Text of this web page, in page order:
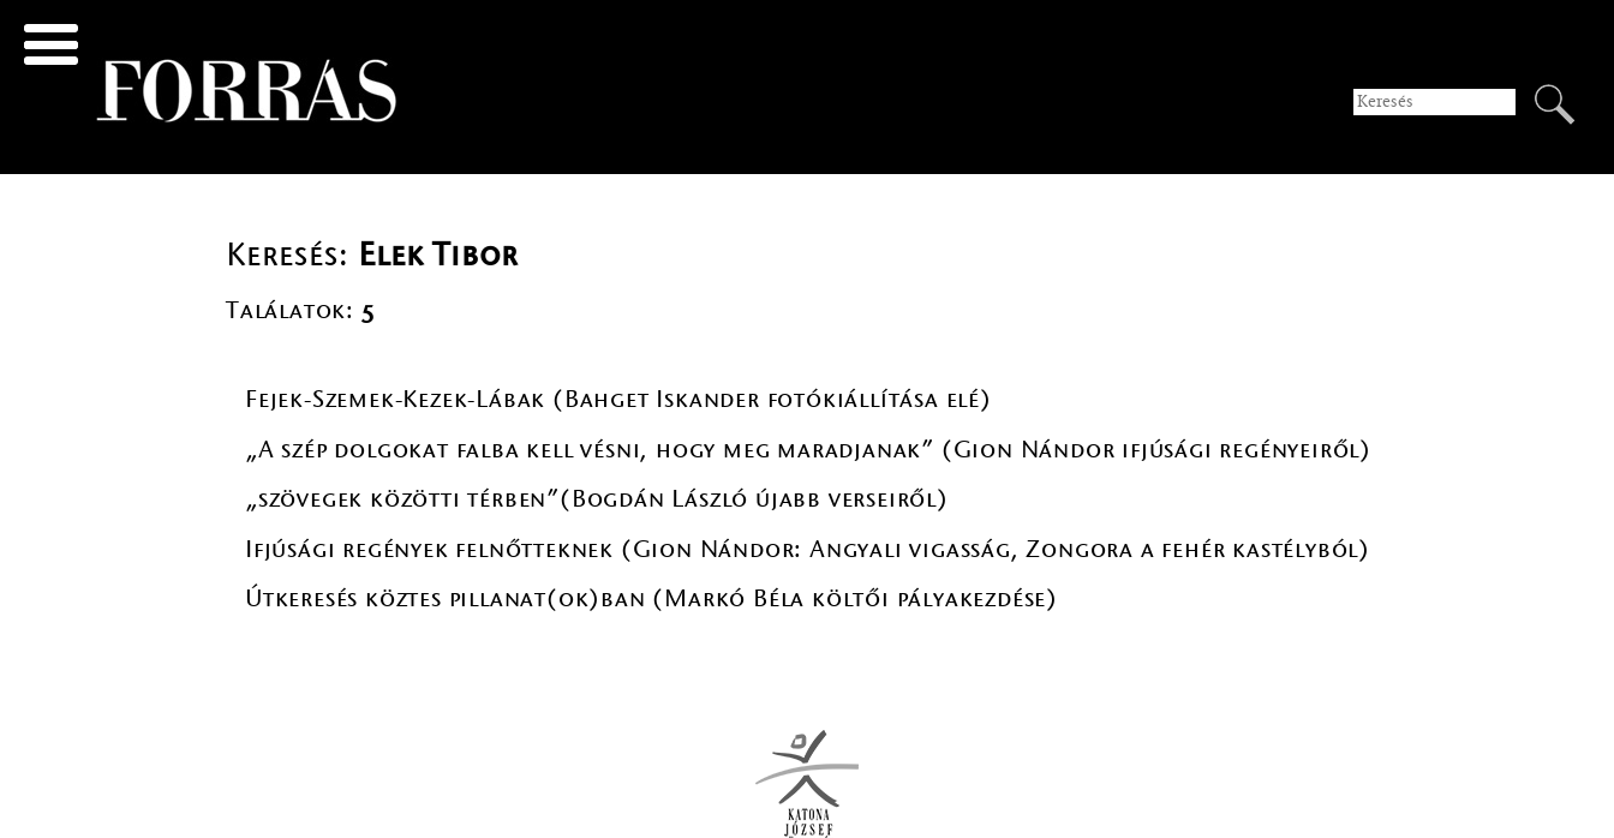
Keresés: Elek Tibor
Találatok: 5
Fejek-Szemek-Kezek-Lábak (Bahget Iskander fotókiállítása elé)
„A szép dolgokat falba kell vésni, hogy meg maradjanak” (Gion Nándor ifjúsági regényeiről)
„szövegek közötti térben”(Bogdán László újabb verseiről)
Ifjúsági regények felnőtteknek (Gion Nándor: Angyali vigasság, Zongora a fehér kastélyból)
Útkeresés köztes pillanat(ok)ban (Markó Béla költői pályakezdése)